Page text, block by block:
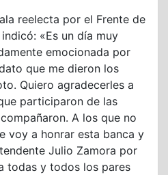
reelecta por el Frente de
«Es un día muy
emocionada por
que me dieron los
Quiero agradecerles a
participaron de las
A los que no
voy a honrar esta banca y
Julio Zamora por
todas y todos los pares